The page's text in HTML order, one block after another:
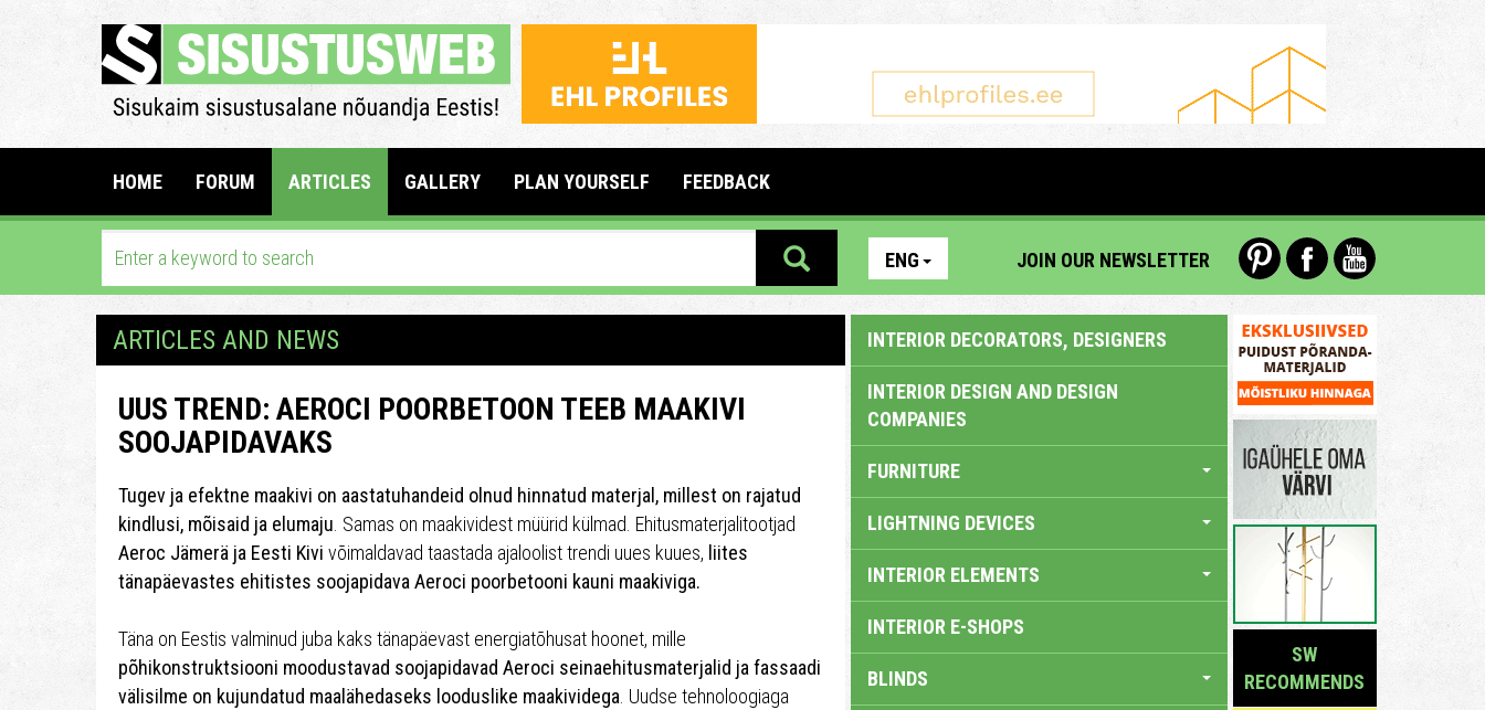
HOME FORUM ARTICLES GALLERY PLAN YOURSELF FEEDBACK
ENG JOIN OUR NEWSLETTER
ARTICLES AND NEWS
UUS TREND: AEROCI POORBETOON TEEB MAAKIVI
SOOJAPIDAVAKS
Tugev ja efektne maakivi on aastatuhandeid olnud hinnatud materjal, millest on rajatud
kindlusi, mõisaid ja elumaju . Samas on maakividest müürid külmad. Ehitusmaterjalitootjad
Aeroc Jämerä ja Eesti Kivi võimaldavad taastada ajaloolist trendi uues kuues, liites
tänapäevastes ehitistes soojapidava Aeroci poorbetooni kauni maakiviga.
Täna on Eestis valminud juba kaks tänapäevast energiatõhusat hoonet, mille
põhikonstruktsiooni moodustavad soojapidavad Aeroci seinaehitusmaterjalid ja fassaadi
välisilme on kujundatud maalähedaseks looduslike maakividega . Uudse tehnoloogiaga
INTERIOR DECORATORS, DESIGNERS
INTERIOR DESIGN AND DESIGN
COMPANIES
FURNITURE
LIGHTNING DEVICES
INTERIOR ELEMENTS
INTERIOR E-SHOPS
BLINDS
SW
RECOMMENDS